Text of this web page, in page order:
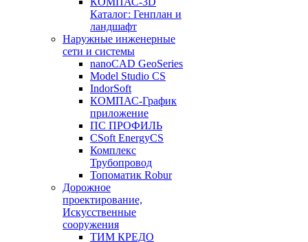
Каталог: Генплан и
ландшафт
Наружные инженерные
сети и системы
nanoCAD GeoSeries
Model Studio CS
IndorSoft
КОМПАС-График
приложение
ПС ПРОФИЛЬ
CSoft EnergyCS
Комплекс
Трубопровод
Топоматик Robur
Дорожное
проектирование,
Искусственные
сооружения
ТИМ КРЕДО